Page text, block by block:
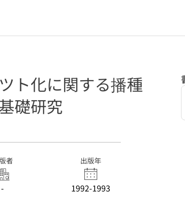
ト化に関する播種
礎研究
者
-
出版年
1992-1993